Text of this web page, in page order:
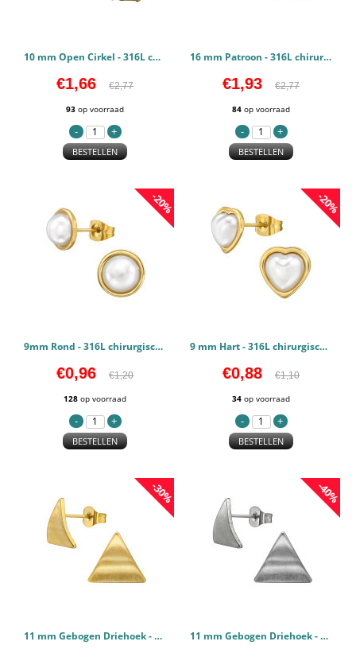
10 mm Open Cirkel - 316L chirurgisch roestvrij staal Oorstekers PCJW50150
€1,66 €2,77
93 op voorraad
BESTELLEN
16 mm Patroon - 316L chirurgisch roestvrij staal Oorstekers PCJW50149
€1,93 €2,77
84 op voorraad
BESTELLEN
-20%
9mm Rond - 316L chirurgisch roestvrij staal Oorstekers PCJW50141
€0,96 €1,20
128 op voorraad
BESTELLEN
-20%
9 mm Hart - 316L chirurgisch roestvrij staal Oorstekers PCJW50140
€0,88 €1,10
34 op voorraad
BESTELLEN
-30%
11 mm Gebogen Driehoek - 316L chirurgisch roestvrij staal Oorstekers PCJW50139
-40%
11 mm Gebogen Driehoek - 316L chirurgisch roestvrij staal Oorstekers PCJW50138